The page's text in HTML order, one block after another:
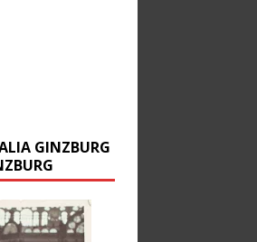
GINZBURG